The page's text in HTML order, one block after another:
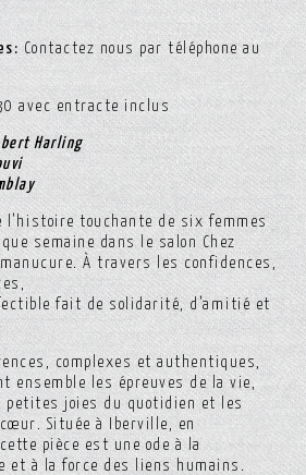
Contactez nous par téléphone au
avec entracte inclus
Harling
l’histoire touchante de six femmes
semaine dans le salon Chez
À travers les confidences,
fait de solidarité, d’amitié et
complexes et authentiques,
ensemble les épreuves de la vie,
petites joies du quotidien et les
Située à Iberville, en
pièce est une ode à la
et à la force des liens humains.